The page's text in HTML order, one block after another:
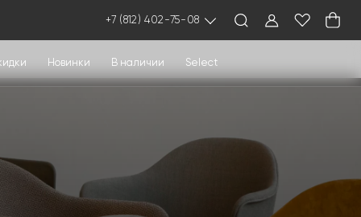
+7 (812) 402-75-08
Новинки В наличии Select